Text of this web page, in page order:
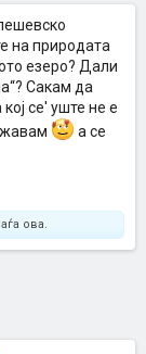
на природата
езеро? Дали
Сакам да
се' уште не е
а се
ова.